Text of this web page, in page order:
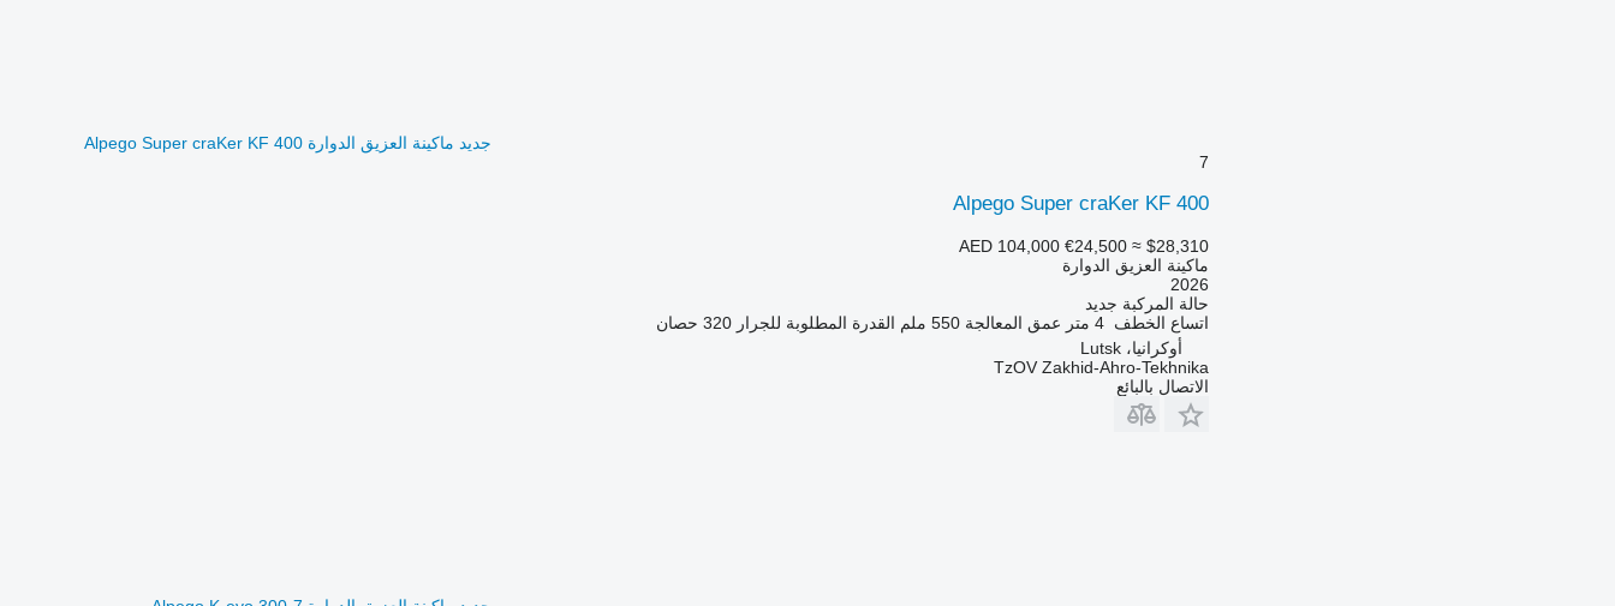
جديد ماكينة العزيق الدوارة Alpego Super craKer KF 400
7
Alpego Super craKer KF 400
AED 104,000 €24,500 ≈ $28,310
ماكينة العزيق الدوارة
2026
حالة المركبة جديد
اتساع الخطف 4 متر عمق المعالجة 550 ملم القدرة المطلوبة للجرار 320 حصان
أوكرانيا، Lutsk
TzOV Zakhid-Ahro-Tekhnika
الاتصال بالبائع